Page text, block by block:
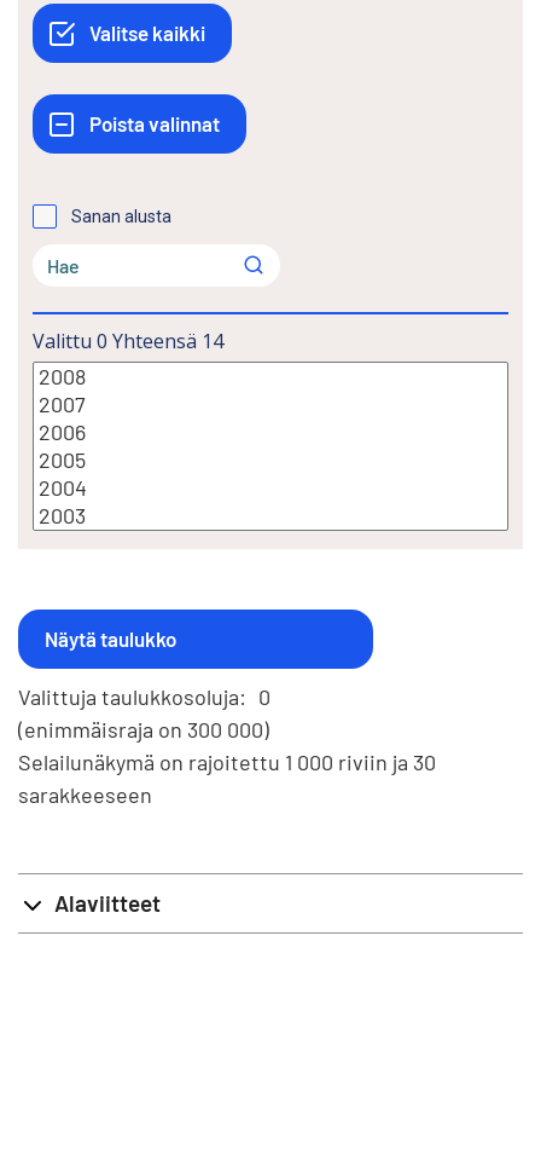
Sanan alusta
Valittu 0 Yhteensä 14
Valittuja taulukkosoluja: 0
(enimmäisraja on 300 000)
Selailunäkymä on rajoitettu 1 000 riviin ja 30
sarakkeeseen
Alaviitteet